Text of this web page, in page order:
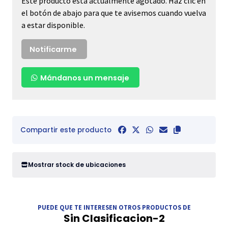
el botón de abajo para que te avisemos cuando vuelva
a estar disponible.
Notificarme
Mándanos un mensaje
Compartir este producto
Mostrar stock de ubicaciones
PUEDE QUE TE INTERESEN OTROS PRODUCTOS DE
Sin Clasificacion-2